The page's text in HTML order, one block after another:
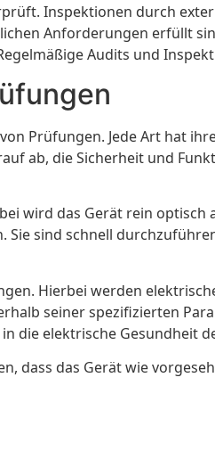
Inspektionen durch
Anforderungen erfüllt
Audits und
Prüfungen. Jede Art hat
ab, die Sicherheit und
wird das Gerät rein
sind schnell
Hierbei werden
seiner spezifizierten
die elektrische Gesundheit
dass das Gerät wie